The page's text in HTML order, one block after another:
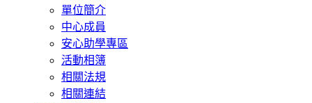
單位簡介
中心成員
安心助學專區
活動相簿
相關法規
相關連結